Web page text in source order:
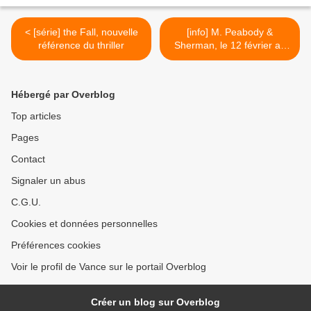
< [série] the Fall, nouvelle
référence du thriller
[info] M. Peabody &
Sherman, le 12 février au
cinéma >
Hébergé par Overblog
Top articles
Pages
Contact
Signaler un abus
C.G.U.
Cookies et données personnelles
Préférences cookies
Voir le profil de Vance sur le portail Overblog
Créer un blog sur Overblog